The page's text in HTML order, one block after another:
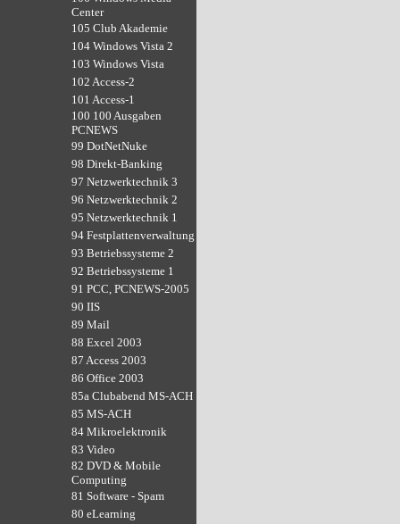
Center
105 Club Akademie
104 Windows Vista 2
103 Windows Vista
102 Access-2
101 Access-1
100 100 Ausgaben
PCNEWS
99 DotNetNuke
98 Direkt-Banking
97 Netzwerktechnik 3
96 Netzwerktechnik 2
95 Netzwerktechnik 1
94 Festplattenverwaltung
93 Betriebssysteme 2
92 Betriebssysteme 1
91 PCC, PCNEWS-2005
90 IIS
89 Mail
88 Excel 2003
87 Access 2003
86 Office 2003
85a Clubabend MS-ACH
85 MS-ACH
84 Mikroelektronik
83 Video
82 DVD & Mobile
Computing
81 Software - Spam
80 eLearning